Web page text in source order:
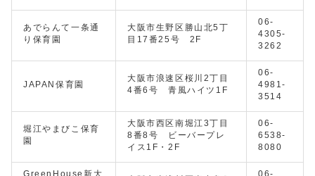
あでらんて一条通
り保育園
大阪市生野区勝山北5丁
目17番25号 2F
06-
4305-
3262
JAPAN保育園
大阪市浪速区桜川2丁目
4番6号 青風ハイツ1F
06-
4981-
3514
堀江やまびこ保育
園
大阪市西区南堀江3丁目
8番8号 ビーバープレ
イス1F・2F
06-
6538-
8080
GreenHouse新大
06-